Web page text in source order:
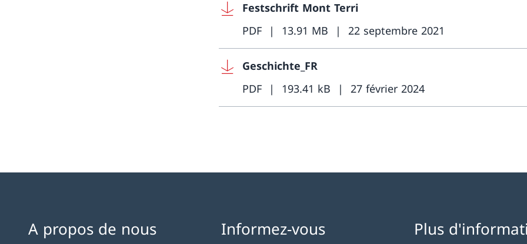
Festschrift Mont Terri
PDF
13.91 MB 22 septembre 2021
Geschichte_FR
PDF
193.41 kB 27 février 2024
A propos de nous Informez-vous Plus